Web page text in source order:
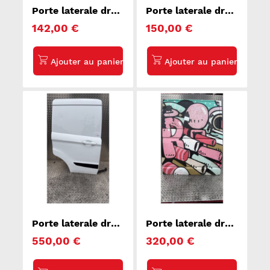
Porte laterale droit
BERLINGO 1
142,00 €
Porte laterale droit
150,00 €
Porte laterale droit
COURIER 1
550,00 €
Porte laterale droit
TRANSPORTER 5
320,00 €